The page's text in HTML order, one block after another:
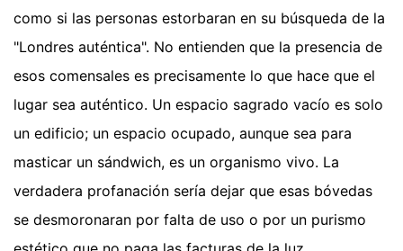
como si las personas estorbaran en su búsqueda de la
"Londres auténtica". No entienden que la presencia de
esos comensales es precisamente lo que hace que el
lugar sea auténtico. Un espacio sagrado vacío es solo
un edificio; un espacio ocupado, aunque sea para
masticar un sándwich, es un organismo vivo. La
verdadera profanación sería dejar que esas bóvedas
se desmoronaran por falta de uso o por un purismo